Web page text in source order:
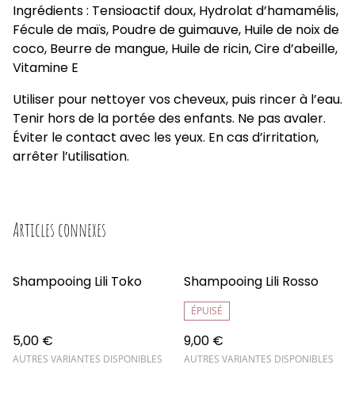
Ingrédients : Tensioactif doux, Hydrolat d’hamamélis,
Fécule de maïs, Poudre de guimauve, Huile de noix de
coco, Beurre de mangue, Huile de ricin, Cire d’abeille,
Vitamine E
Utiliser pour nettoyer vos cheveux, puis rincer à l’eau.
Tenir hors de la portée des enfants. Ne pas avaler.
Éviter le contact avec les yeux. En cas d’irritation,
arrêter l’utilisation.
Articles connexes
Shampooing Lili Toko
5,00 €
AUTRES VARIANTES DISPONIBLES
Shampooing Lili Rosso
ÉPUISÉ
9,00 €
AUTRES VARIANTES DISPONIBLES